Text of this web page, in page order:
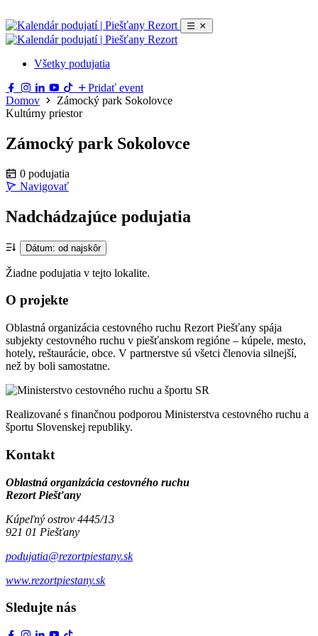
Všetky podujatia
Pridať event
Domov
Zámocký park Sokolovce
Kultúrny priestor
Zámocký park Sokolovce
0 podujatia
Navigovať
Zámocký park Sokolovce
Zámocký park Sokolovce
+
Nadchádzajúce podujatia
Dátum: od najskôr
Žiadne podujatia v tejto lokalite.
O projekte
Oblastná organizácia cestovného ruchu Rezort Piešťany spája
subjekty cestovného ruchu v piešťanskom regióne – kúpele, mesto,
hotely, reštaurácie, obce. V partnerstve sú všetci členovia silnejší,
než by boli samostatne.
Realizované s finančnou podporou Ministerstva cestovného ruchu a
športu Slovenskej republiky.
Kontakt
Oblastná organizácia cestovného ruchu
Rezort Piešťany
Kúpeľný ostrov 4445/13
921 01 Piešťany
podujatia@rezortpiestany.sk
www.rezortpiestany.sk
Sledujte nás